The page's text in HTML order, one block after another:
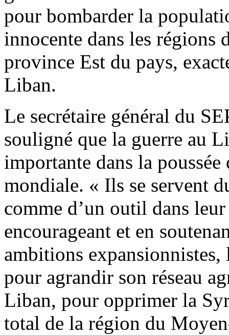
pour bombarder la
innocente dans les régions
province Est du pays,
Liban.
Le secrétaire général du
souligné que la guerre au
importante dans la
mondiale. « Ils se servent
comme d’un outil dans
encourageant et en
ambitions
pour agrandir son réseau
Liban, pour opprimer la
total de la région du